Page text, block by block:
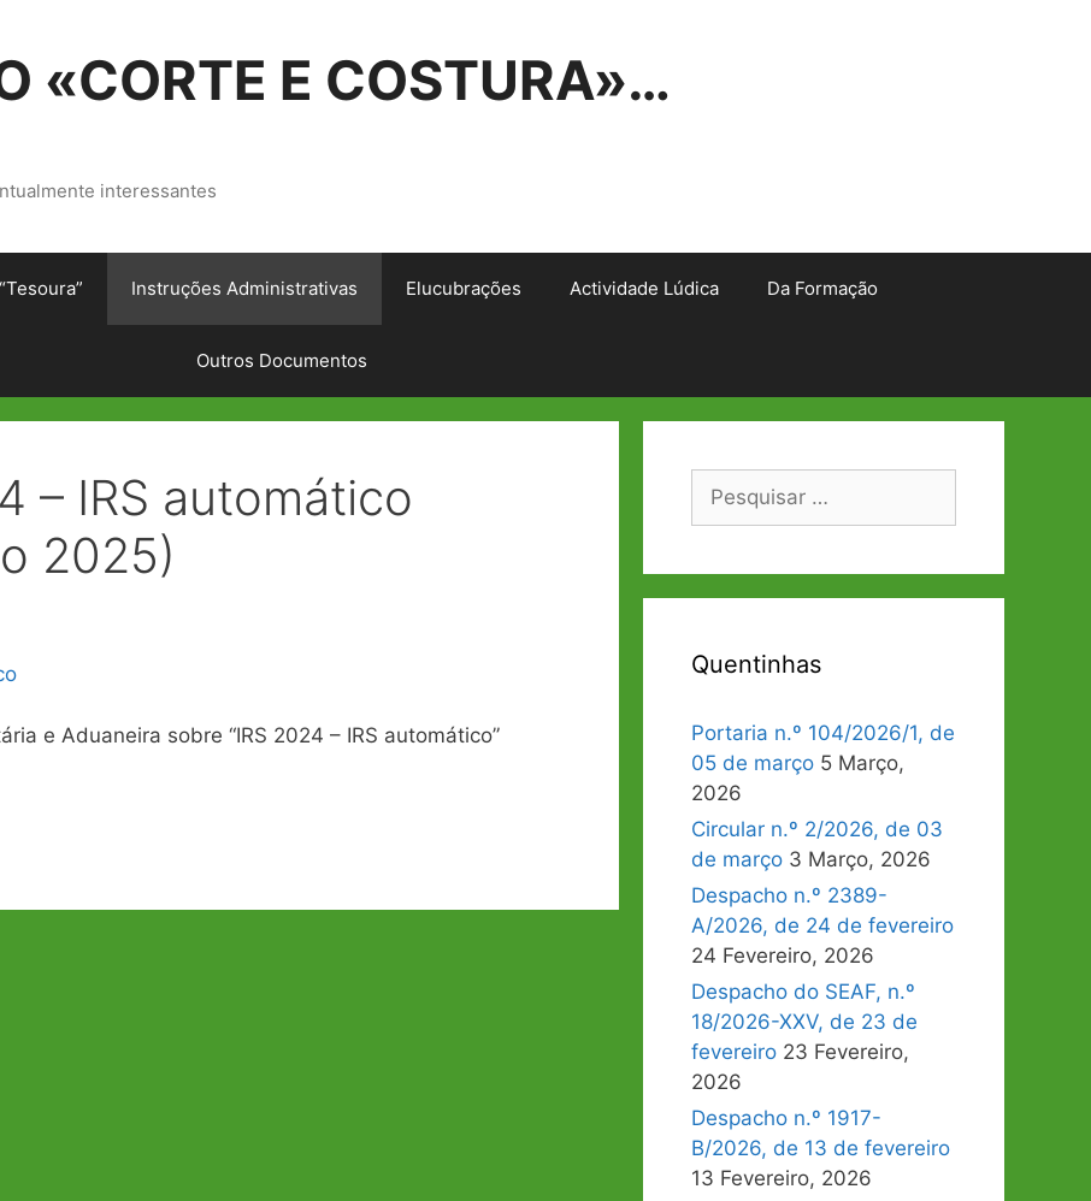
«CORTE E COSTURA»…
interessantes
Instruções Administrativas Elucubrações Actividade Lúdica Da Formação
Outros Documentos
– IRS automático
2025)
e Aduaneira sobre “IRS 2024 – IRS automático”
Pesquisar
Quentinhas
Portaria n.º 104/2026/1, de
05 de março 5 Março,
2026
Circular n.º 2/2026, de 03
de março 3 Março, 2026
Despacho n.º 2389-
A/2026, de 24 de fevereiro
24 Fevereiro, 2026
Despacho do SEAF, n.º
18/2026-XXV, de 23 de
fevereiro 23 Fevereiro,
2026
Despacho n.º 1917-
B/2026, de 13 de fevereiro
13 Fevereiro, 2026